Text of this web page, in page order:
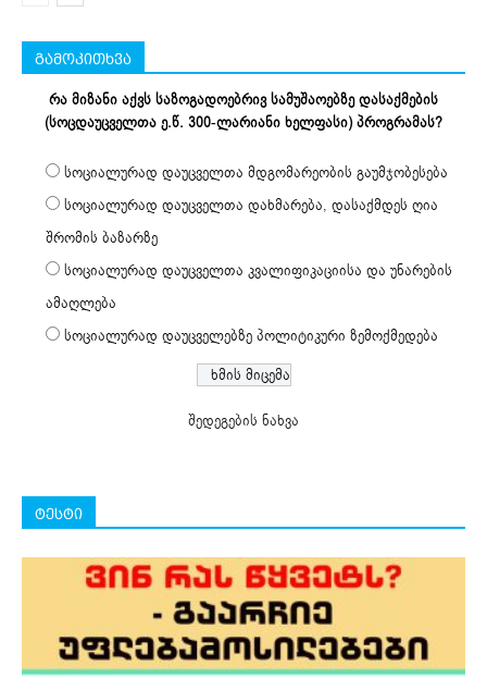
გამოკითხვა
რა მიზანი აქვს საზოგადოებრივ სამუშაოებზე დასაქმების
(სოცდაუცველთა ე.წ. 300-ლარიანი ხელფასი) პროგრამას?
სოციალურად დაუცველთა მდგომარეობის გაუმჯობესება
სოციალურად დაუცველთა დახმარება, დასაქმდეს ღია
შრომის ბაზარზე
სოციალურად დაუცველთა კვალიფიკაციისა და უნარების
ამაღლება
სოციალურად დაუცველებზე პოლიტიკური ზემოქმედება
შედეგების ნახვა
ტესტი